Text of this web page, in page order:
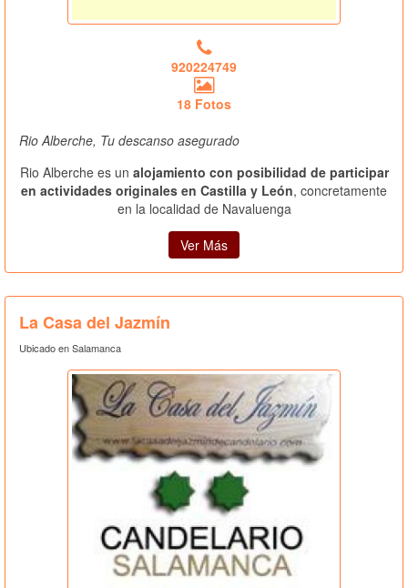
920224749
18 Fotos
Rio Alberche, Tu descanso asegurado
Rio Alberche es un alojamiento con posibilidad de participar
en actividades originales en Castilla y León, concretamente
en la localidad de Navaluenga
Ver Más
La Casa del Jazmín
Ubicado en Salamanca